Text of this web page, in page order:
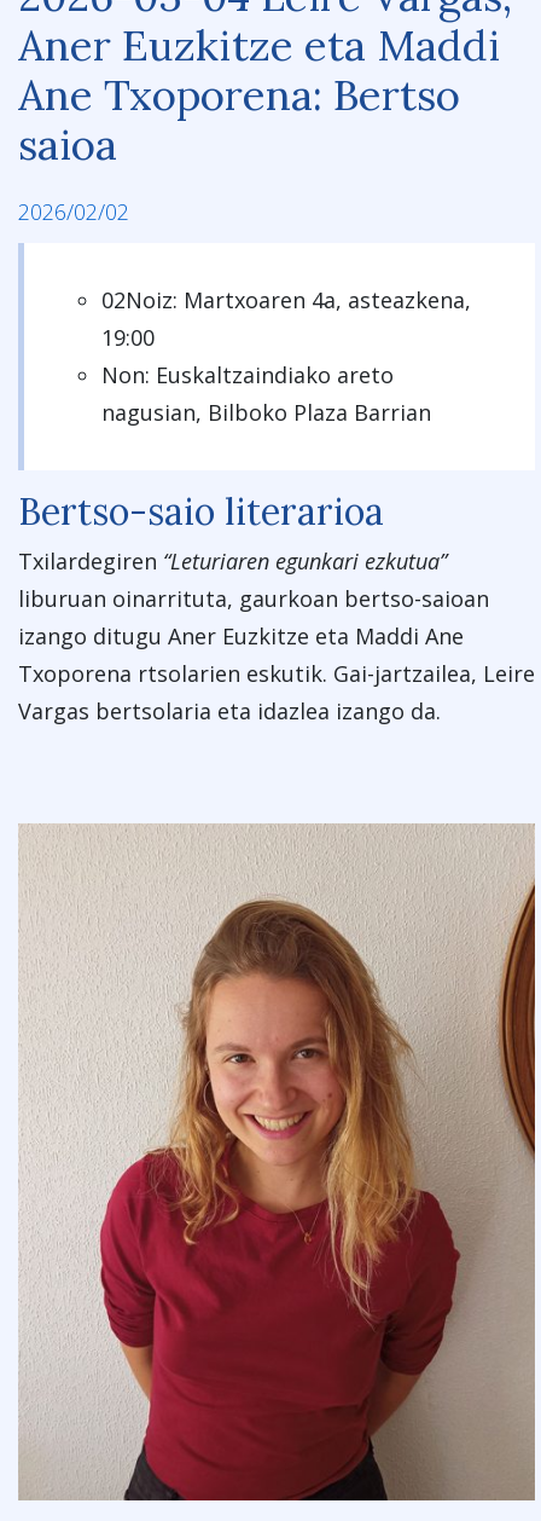
Aner Euzkitze eta Maddi
Ane Txoporena: Bertso
saioa
2026/02/02
02Noiz: Martxoaren 4a, asteazkena,
19:00
Non: Euskaltzaindiako areto
nagusian, Bilboko Plaza Barrian
Bertso-saio literarioa
Txilardegiren “Leturiaren egunkari ezkutua”
liburuan oinarrituta, gaurkoan bertso-saioan
izango ditugu Aner Euzkitze eta Maddi Ane
Txoporena rtsolarien eskutik. Gai-jartzailea, Leire
Vargas bertsolaria eta idazlea izango da.